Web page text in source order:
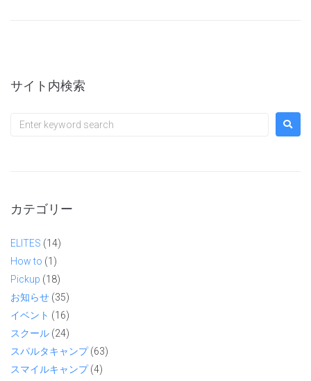
サイト内検索
カテゴリー
ELITES (14)
How to (1)
Pickup (18)
お知らせ (35)
イベント (16)
スクール (24)
スパルタキャンプ(63)
スマイルキャンプ(4)